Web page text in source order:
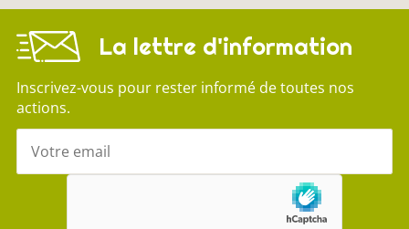
La lettre d'information
Inscrivez-vous pour rester informé de toutes nos
actions.